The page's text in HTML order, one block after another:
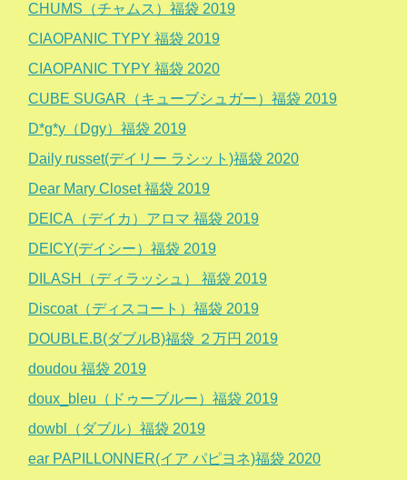
CHUMS（チャムス）福袋 2019
CIAOPANIC TYPY 福袋 2019
CIAOPANIC TYPY 福袋 2020
CUBE SUGAR（キューブシュガー）福袋 2019
D*g*y（Dgy）福袋 2019
Daily russet(デイリー ラシット)福袋 2020
Dear Mary Closet 福袋 2019
DEICA（デイカ）アロマ 福袋 2019
DEICY(デイシー）福袋 2019
DILASH（ディラッシュ） 福袋 2019
Discoat（ディスコート）福袋 2019
DOUBLE.B(ダブルB)福袋 ２万円 2019
doudou 福袋 2019
doux_bleu（ドゥーブルー）福袋 2019
dowbl（ダブル）福袋 2019
ear PAPILLONNER(イア パピヨネ)福袋 2020